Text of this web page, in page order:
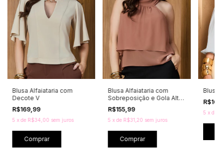
Blusa Alfaiataria com
Decote V
R$169,99
5 xde R$34,00 sem juros
Comprar
Blusa Alfaiataria com
Sobreposição e Gola Alta
Drapeada
R$155,99
5 xde R$31,20 sem juros
Comprar
Blusa
5 x de